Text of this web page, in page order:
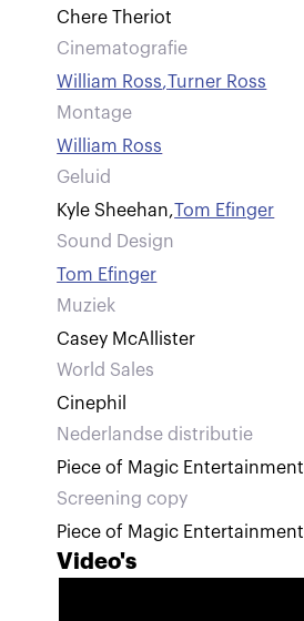
Chere Theriot
Cinematografie
William Ross,Turner Ross
Montage
William Ross
Geluid
Kyle Sheehan,Tom Efinger
Sound Design
Tom Efinger
Muziek
Casey McAllister
World Sales
Cinephil
Nederlandse distributie
Piece of Magic Entertainment
Screening copy
Piece of Magic Entertainment
Video's